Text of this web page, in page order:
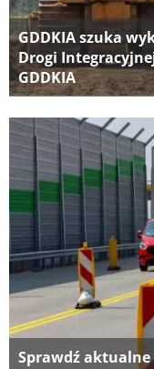
GDDKIA szuka
Drogi
GDDKIA
Sprawdź